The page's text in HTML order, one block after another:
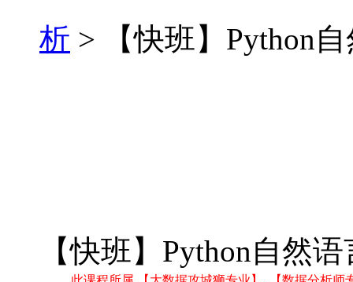
析 > 【快班】Python
【快班】Python自然